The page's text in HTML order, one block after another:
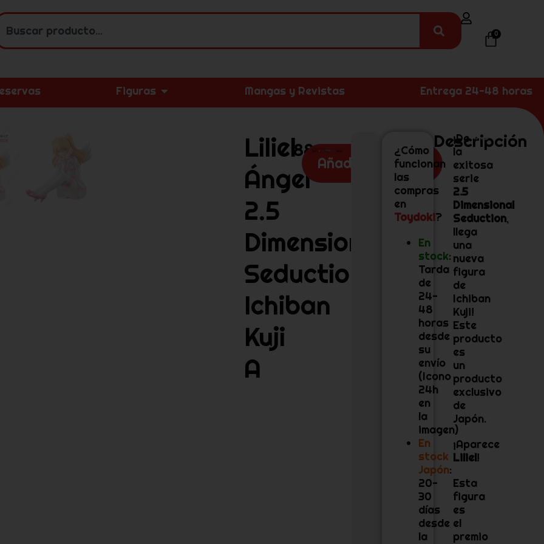
0
Figuras Mangas y Revistas Entrega 24-48 horas
Liliel
Ángel
2.5
Dimensional
Seduction
Ichiban
Kuji
A
88,99€
Añadir al carrito
¿Cómo
funcionan
las
compras
en
Toydoki?
En
stock:
Tarda
de
24-
48
horas
desde
su
envío
(Icono
24h
en
la
imagen)
En
stock
Japón:
20-
30
días
desde
la
Descripción
¡De
la
exitosa
serie
2.5
Dimensional
Seduction,
llega
una
nueva
figura
de
Ichiban
Kuji!
Este
producto
es
un
producto
exclusivo
de
Japón.
¡Aparece
Liliel!
Esta
figura
es
el
premio